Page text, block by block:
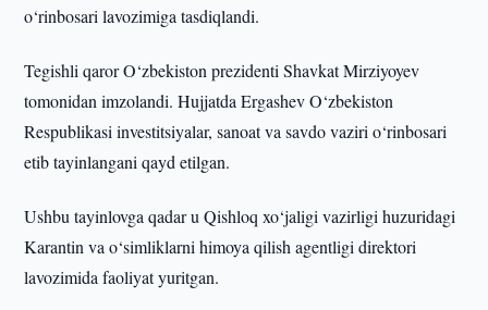
o‘rinbosari lavozimiga tasdiqlandi.
Tegishli qaror O‘zbekiston prezidenti Shavkat Mirziyoyev
tomonidan imzolandi. Hujjatda Ergashev O‘zbekiston
Respublikasi investitsiyalar, sanoat va savdo vaziri o‘rinbosari
etib tayinlangani qayd etilgan.
Ushbu tayinlovga qadar u Qishloq xo‘jaligi vazirligi huzuridagi
Karantin va o‘simliklarni himoya qilish agentligi direktori
lavozimida faoliyat yuritgan.